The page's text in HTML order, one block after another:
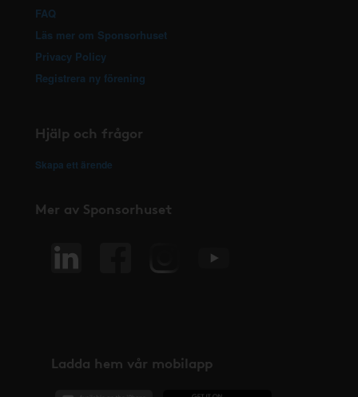
FAQ
Läs mer om Sponsorhuset
Privacy Policy
Registrera ny förening
Hjälp och frågor
Skapa ett ärende
Mer av Sponsorhuset
Ladda hem vår mobilapp